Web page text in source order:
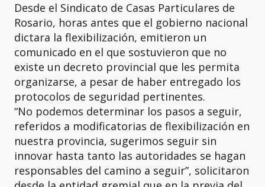
Desde el Sindicato de Casas Particulares de
Rosario, horas antes que el gobierno nacional
dictara la flexibilización, emitieron un
comunicado en el que sostuvieron que no
existe un decreto provincial que les permita
organizarse, a pesar de haber entregado los
protocolos de seguridad pertinentes.
“No podemos determinar los pasos a seguir,
referidos a modificatorias de flexibilización en
nuestra provincia, sugerimos seguir sin
innovar hasta tanto las autoridades se hagan
responsables del camino a seguir”, solicitaron